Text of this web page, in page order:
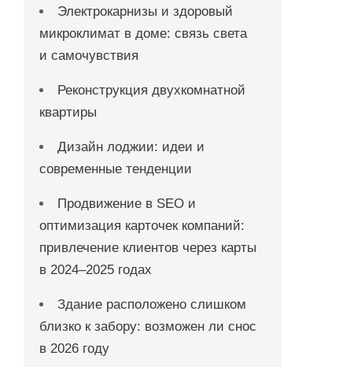
Электрокарнизы и здоровый
микроклимат в доме: связь света
и самочувствия
Реконструкция двухкомнатной
квартиры
Дизайн лоджии: идеи и
современные тенденции
Продвижение в SEO и
оптимизация карточек компаний:
привлечение клиентов через карты
в 2024–2025 годах
Здание расположено слишком
близко к забору: возможен ли снос
в 2026 году